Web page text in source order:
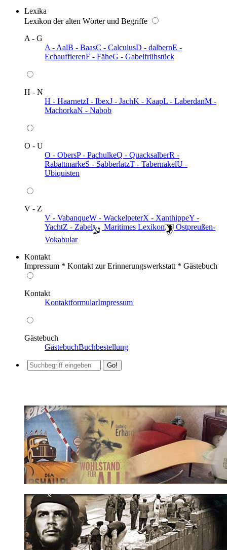
Lexika
Lexikon der alten Wörter und Begriffe
A - G
A - AalB - BaasC - CalculusD - dalbernE -
EchauffierenF - FäheG - Gabelfrühstück
H - N
H - HaarnetzI - IbexJ - JachK - KaapL - LaberdanM -
MachorkaN - Nabob
O - U
O - ObersP - PachulkeQ - QuacksalberR -
RabattmarkeS - SabberlatzT - TabernakelU -
Ubiquisten
V - Z
V - VabanqueW - WackelpeterX - XanthippeY -
YachtZ - Zabel ️ Maritimes Lexikon
️ Ostpreußen-
Vokabular
Kontakt
Impressum * Kontakt zur Erinnerungswerkstatt * Gästebuch
Kontakt
KontaktformularImpressum
Gästebuch
GästebuchBuchbestellung